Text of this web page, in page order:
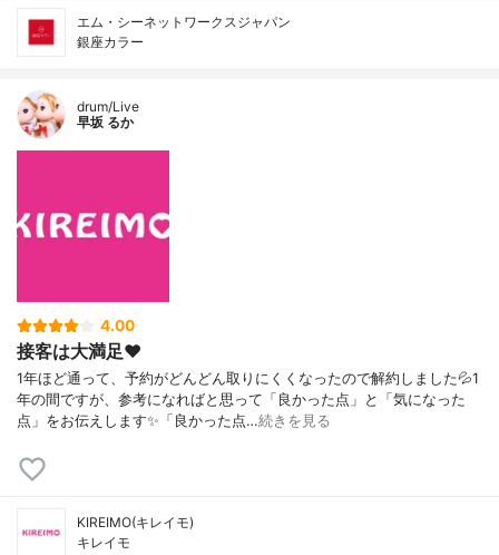
エム・シーネットワークスジャパン
銀座カラー
drum/Live
早坂 るか
4.00
接客は大満足❤️
1年ほど通って、予約がどんどん取りにくくなったので解約しました💦1
年の間ですが、参考になればと思って「良かった点」と「気になった
点」をお伝えします✨「良かった点…続きを見る
KIREIMO(キレイモ)
キレイモ